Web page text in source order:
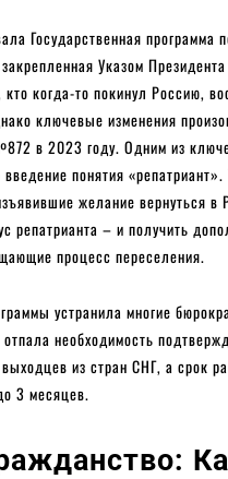
Государственная программа
Указом
когда-то покинул Россию,
ключевые изменения
в 2023 году. Одним из
понятия «репатриант».
желание вернуться в
репатрианта – и получить
процесс переселения.
устранила многие
необходимость
из стран СНГ, а срок
3 месяцев.